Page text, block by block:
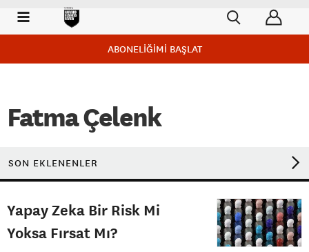
ABONELİĞİMİ BAŞLAT
Fatma Çelenk
SON EKLENENLER
Yapay Zeka Bir Risk Mi
Yoksa Fırsat Mı?